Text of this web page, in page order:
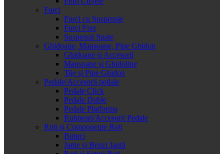
Furci
Furci cu Suspensie
Furci Fixe
Suspensii Spate
Ghidoane, Mansoane, Pipe Ghidon
Ghidoane și Accesorii
Mansoane și Ghidoline
Tije și Pipe Ghidon
Pedale/Accesorii pedale
Pedale Click
Pedale Duble
Pedale Platforma
Rulmenti/Accesorii Pedale
Roți și Componente Roți
Butuci
Jante și Benzi Jantă